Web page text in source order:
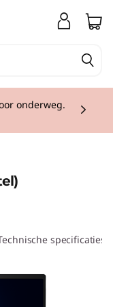
onderweg.
specificaties